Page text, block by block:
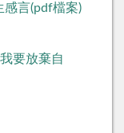
感言(pdf檔案)
要放棄自